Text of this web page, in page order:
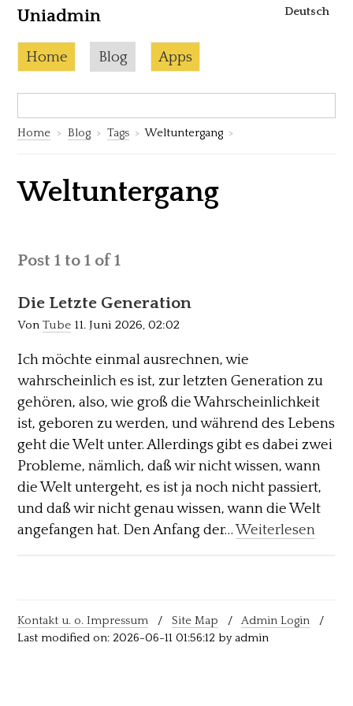
Uniadmin Deutsch
Skip to content
Home Current page:
Blog Apps
Home Blog Tags Weltuntergang
Weltuntergang
Post 1 to 1 of 1
Die Letzte Generation
VonTube 11. Juni 2026, 02:02
Ich möchte einmal ausrechnen, wie
wahrscheinlich es ist, zur letzten Generation zu
gehören, also, wie groß die Wahrscheinlichkeit
ist, geboren zu werden, und während des Lebens
geht die Welt unter. Allerdings gibt es dabei zwei
Probleme, nämlich, daß wir nicht wissen, wann
die Welt untergeht, es ist ja noch nicht passiert,
und daß wir nicht genau wissen, wann die Welt
angefangen hat. Den Anfang der…Weiterlesen
Kontakt u. o. Impressum /Site Map /Admin Login /
Last modified on: 2026-06-11 01:56:12 by admin